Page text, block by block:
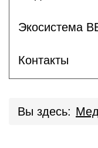
Экосистема
Контакты
Вы здесь: